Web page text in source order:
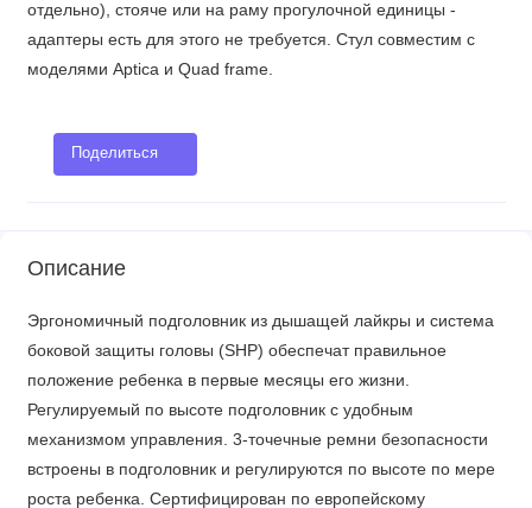
отдельно), стояче или на раму прогулочной единицы -
адаптеры есть для этого не требуется. Стул совместим с
моделями Aptica и Quad frame.
Поделиться
Описание
Эргономичный подголовник из дышащей лайкры и система
боковой защиты головы (SHP) обеспечат правильное
положение ребенка в первые месяцы его жизни.
Регулируемый по высоте подголовник с удобным
механизмом управления. 3-точечные ремни безопасности
встроены в подголовник и регулируются по высоте по мере
роста ребенка. Сертифицирован по европейскому